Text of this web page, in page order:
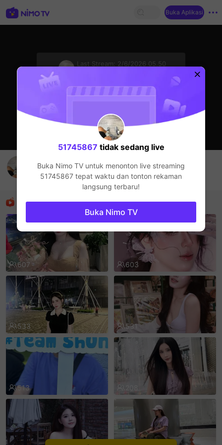
Buka Aplikasi
Last Stream:
2/6/2026 05.50
51745867
Live Show
Rekomendasi
607 603
533 531
513
51745867 tidak sedang live
Buka Nimo TV untuk menonton live streaming
51745867 tepat waktu dan tonton rekaman
langsung terbaru!
Buka Nimo TV
sentinelEnd